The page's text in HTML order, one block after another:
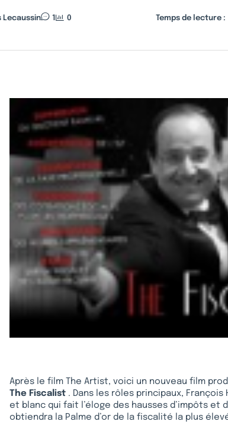
Lecaussin 1 0 Temps de lecture :
Après le film The Artist, voici un nouveau film
The Fiscalist . Dans les rôles principaux, François
et blanc qui fait l’éloge des hausses d’impôts
obtiendra la Palme d’or de la fiscalité la plus